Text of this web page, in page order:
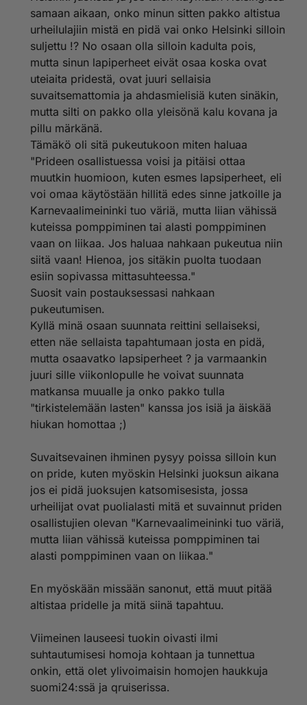
aikana, joka ei suvaitse suoraa homoaktia, liikkua?
Siinä sinulle ahdasmielisyyttä. Juurihan sanoin, että
jokainen pukeutukoon miten haluaa, ilmaiskoon omaa
itseään. Silti on syytä muistaa, että tapahtuma myös
leimaa seksuaalivähemmistöjä. Eli kannattaa asiaa
siltäkin kantilta edes vähän miettiä. Silti Pride tuo
kivasti kaupunkiin karnevaalimeininkiä ja täällä
sentään vaatteet ovat päällä pysyneet. Joku raja pitää
minusta tässäkin olla. Ainakin Jenkkien Prideä
katsoessa voi vaan tuumata homman menneen jo ihan
liian pitkälle. Mutta se on heidän asiansa.
Uimaranta ja kaupungin keskusta ovat aika eri asioita,
joita ei voi keskenään verrata. Sen sanoo jo järki.
Nudisteille on omat ranna ja hyvä minusta niin. Tuossa
lajittelu on perusteltua. Mutta sinusta siis Helsinki pitää
sulkea Pride kulkueen ajaksi kaikilta, jotka eivät halua
nähdä homoja turhan vähissä vaatteissa tai
harrastamassa seksiä, kuten ulkomaiden prideissä on
käynyt? Sepä se ajaakin vähemmistöjen asiaa ja on
ahdasmielistä.
Eli olet ahdasmielinen ja suvaitsevaisuutesi koskee
vain ja ainoastaan homoja.
samaan aikaan, onko minun sitten pakko altistua
urheilulajiin mistä en pidä vai onko Helsinki silloin
suljettu !? No osaan olla silloin kadulta pois,
mutta sinun lapiperheet eivät osaa koska ovat
uteiaita pridestä, ovat juuri sellaisia
suvaitsemattomia ja ahdasmielisiä kuten sinäkin,
mutta silti on pakko olla yleisönä kalu kovana ja
pillu märkänä.
Tämäkö oli sitä pukeutukoon miten haluaa
"Prideen osallistuessa voisi ja pitäisi ottaa
muutkin huomioon, kuten esmes lapsiperheet, eli
voi omaa käytöstään hillitä edes sinne jatkoille ja
Karnevaalimeininki tuo väriä, mutta liian vähissä
kuteissa pomppiminen tai alasti pomppiminen
vaan on liikaa. Jos haluaa nahkaan pukeutua niin
siitä vaan! Hienoa, jos sitäkin puolta tuodaan
esiin sopivassa mittasuhteessa."
Suosit vain postauksessasi nahkaan
pukeutumisen.
Kyllä minä osaan suunnata reittini sellaiseksi,
etten näe sellaista tapahtumaan josta en pidä,
mutta osaavatko lapsiperheet ? ja varmaankin
juuri sille viikonlopulle he voivat suunnata
matkansa muualle ja onko pakko tulla
"tirkistelemään lasten" kanssa jos isiä ja äiskää
hiukan homottaa ;)
Suvaitsevainen ihminen pysyy poissa silloin kun
on pride, kuten myöskin Helsinki juoksun aikana
jos ei pidä juoksujen katsomisesista, jossa
urheilijat ovat puolialasti mitä et suvainnut priden
osallistujien olevan "Karnevaalimeininki tuo väriä,
mutta liian vähissä kuteissa pomppiminen tai
alasti pomppiminen vaan on liikaa."
En myöskään missään sanonut, että muut pitää
altistaa pridelle ja mitä siinä tapahtuu.
Viimeinen lauseesi tuokin oivasti ilmi
suhtautumisesi homoja kohtaan ja tunnettua
onkin, että olet ylivoimaisin homojen haukkuja
suomi24:ssä ja qruiserissa.